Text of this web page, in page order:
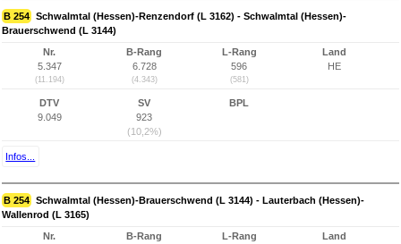
B 254 Schwalmtal (Hessen)-Renzendorf (L 3162) - Schwalmtal (Hessen)-
Brauerschwend (L 3144)
Nr.
5.347
(11.194)
B-Rang
6.728
(4.343)
L-Rang
596
(581)
Land
HE
DTV
9.049
SV
923
(10,2%)
BPL
Infos...
B 254 Schwalmtal (Hessen)-Brauerschwend (L 3144) - Lauterbach (Hessen)-
Wallenrod (L 3165)
Nr.
B-Rang
L-Rang
Land